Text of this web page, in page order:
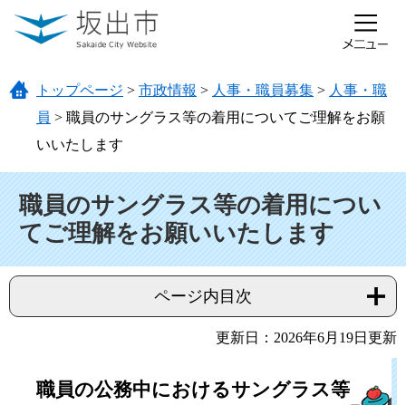
ページの先頭です。
メニューを飛ばして本文へ
トップページ > 市政情報 > 人事・職員募集 > 人事・職
員 > 職員のサングラス等の着用についてご理解をお願
いいたします
職員のサングラス等の着用につい
てご理解をお願いいたします
ページ内目次
更新日：2026年6月19日更新
職員の公務中におけるサングラス等